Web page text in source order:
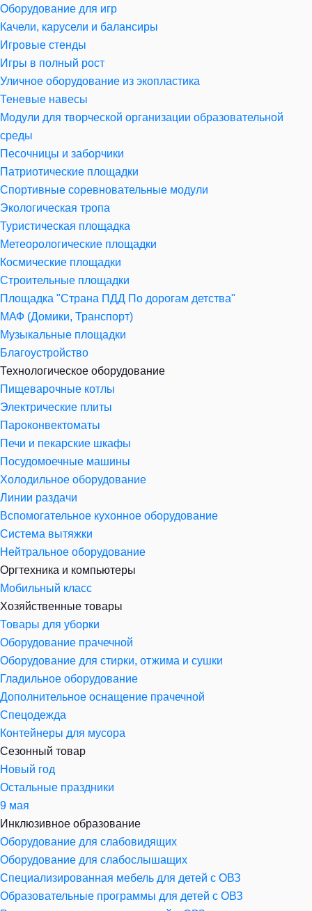
Оборудование для игр
Качели, карусели и балансиры
Игровые стенды
Игры в полный рост
Уличное оборудование из экопластика
Теневые навесы
Модули для творческой организации образовательной
среды
Песочницы и заборчики
Патриотические площадки
Спортивные соревновательные модули
Экологическая тропа
Туристическая площадка
Метеорологические площадки
Космические площадки
Строительные площадки
Площадка "Страна ПДД По дорогам детства"
МАФ (Домики, Транспорт)
Музыкальные площадки
Благоустройство
Технологическое оборудование
Пищеварочные котлы
Электрические плиты
Пароконвектоматы
Печи и пекарские шкафы
Посудомоечные машины
Холодильное оборудование
Линии раздачи
Вспомогательное кухонное оборудование
Система вытяжки
Нейтральное оборудование
Оргтехника и компьютеры
Мобильный класс
Хозяйственные товары
Товары для уборки
Оборудование прачечной
Оборудование для стирки, отжима и сушки
Гладильное оборудование
Дополнительное оснащение прачечной
Спецодежда
Контейнеры для мусора
Сезонный товар
Новый год
Остальные праздники
9 мая
Инклюзивное образование
Оборудование для слабовидящих
Оборудование для слабослышащих
Специализированная мебель для детей с ОВЗ
Образовательные программы для детей с ОВЗ